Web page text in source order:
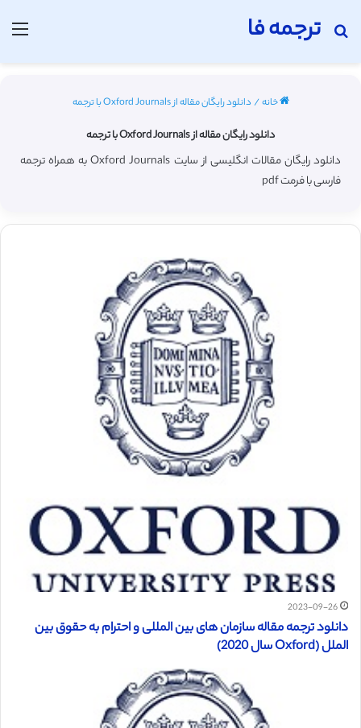
ترجمه فا
جستجو برای
خانه/ دانلود رایگان مقاله از Oxford Journals با ترجمه
دانلود رایگان مقاله از Oxford Journals با ترجمه
دانلود رایگان مقالات انگلیسی از سایت Oxford Journals به همراه ترجمه
فارسی با فرمت pdf
2023-09-26
دانلود ترجمه مقاله سازمان های بین المللی و احترام به حقوق بین
الملل (Oxford سال 2020)